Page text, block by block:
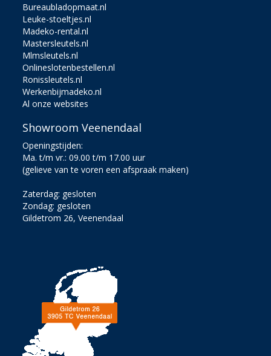
Bureaubladopmaat.nl
Leuke-stoeltjes.nl
Madeko-rental.nl
Mastersleutels.nl
Mlmsleutels.nl
Onlineslotenbestellen.nl
Ronissleutels.nl
Werkenbijmadeko.nl
Al onze websites
Showroom Veenendaal
Openingstijden:
Ma. t/m vr.: 09.00 t/m 17.00 uur
(gelieve van te voren een afspraak maken)
Zaterdag: gesloten
Zondag: gesloten
Gildetrom 26, Veenendaal